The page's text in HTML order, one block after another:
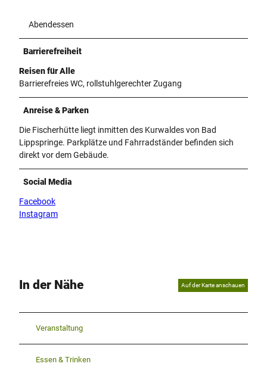
Abendessen
Barrierefreiheit
Reisen für Alle
Barrierefreies WC, rollstuhlgerechter Zugang
Anreise & Parken
Die Fischerhütte liegt inmitten des Kurwaldes von Bad
Lippspringe. Parkplätze und Fahrradständer befinden sich
direkt vor dem Gebäude.
Social Media
Facebook
Instagram
In der Nähe Auf der Karte anschauen
Veranstaltung
Essen & Trinken